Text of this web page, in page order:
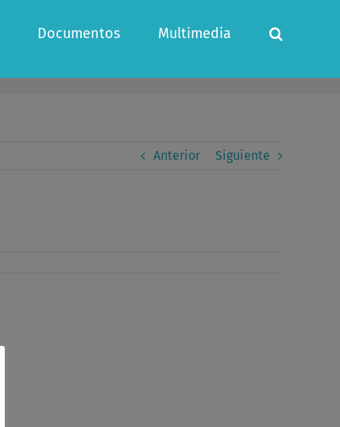
Documentos Multimedia
Anterior Siguiente